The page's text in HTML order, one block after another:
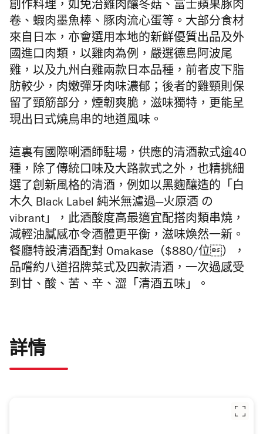
創作料理，如免治雞肉釀冬菇、 富士蘋果豚肉
卷、蝦肉墨魚棒、豚肉流心蛋等。大部分食材
來自日本， 亦會選用本地的新鮮優質出品及外
國進口肉類，以雞肉為例，嚴選德島阿波尾
雞，以及九州白雞兩款日本品種， 前者皮下脂
肪較少，肉嫩彈牙肉味濃郁； 後者的雞頸則保
留了頸筋部分，煙韌爽脆，滋味獨特， 更能呈
現出日式燒鳥串的地道風味。
這裏有國際唎酒師駐場， 供應的清酒款式逾40
種，除了傳統口味及大路款式之外， 也精挑細
選了創新風格的清酒，例如以黑麴釀造的「 白
木久 Black Label 純米無濾過—火原酒 の
vibrant」， 此酒酸度高最適宜配搭肉類串燒，
減輕油膩感亦令酒體更平衡， 滋味煥然一新。
餐廳特設清酒配對 Omakase（$880/位），
品嚐約八道招牌菜式及四款清酒， 一次過感受
到甘、酸、苦、辛、澀「清酒五味」。
詳情